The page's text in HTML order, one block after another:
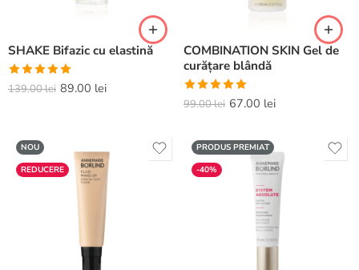
SHAKE Bifazic cu elastină
Evaluat la
139.00lei 89.00 lei
COMBINATION SKIN Gel de
curățare blândă
Evaluat la
99.00lei 67.00 lei
NOU
REDUCERE
PRODUS PREMIAT
-40%